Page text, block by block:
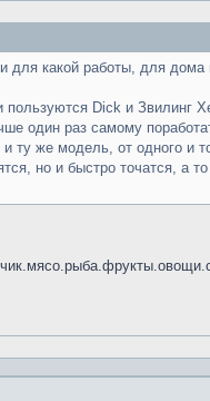
для какой работы, для
Dick и Звилинг
один раз самому
ту же модель, от одного и
но и быстро точатся, а